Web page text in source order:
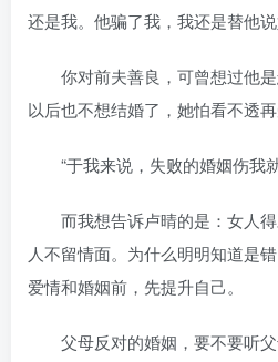
还是我。他骗了我，我还是替他
你对前夫善良，可曾想过他是
以后也不想结婚了，她怕看不透再
“于我来说，失败的婚姻伤我
而我想告诉卢晴的是：女人得
人不留情面。为什么明明知道是
爱情和婚姻前，先提升自己。
父母反对的婚姻，要不要听父